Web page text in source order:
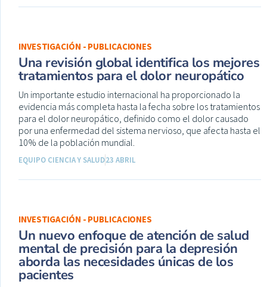
INVESTIGACIÓN - PUBLICACIONES
Una revisión global identifica los mejores
tratamientos para el dolor neuropático
Un importante estudio internacional ha proporcionado la
evidencia más completa hasta la fecha sobre los tratamientos
para el dolor neuropático, definido como el dolor causado
por una enfermedad del sistema nervioso, que afecta hasta el
10% de la población mundial.
EQUIPO CIENCIA Y SALUD23 ABRIL
INVESTIGACIÓN - PUBLICACIONES
Un nuevo enfoque de atención de salud
mental de precisión para la depresión
aborda las necesidades únicas de los
pacientes